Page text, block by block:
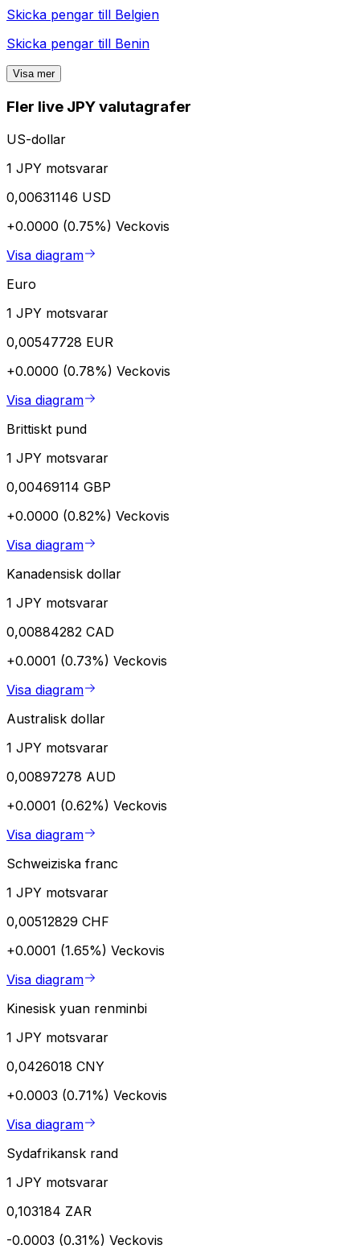
Skicka pengar till Belgien
Skicka pengar till Benin
Visa mer
Fler live JPY valutagrafer
US-dollar
1 JPY motsvarar
0,00631146 USD
+0.0000 (0.75%) Veckovis
Visa diagram
Euro
1 JPY motsvarar
0,00547728 EUR
+0.0000 (0.78%) Veckovis
Visa diagram
Brittiskt pund
1 JPY motsvarar
0,00469114 GBP
+0.0000 (0.82%) Veckovis
Visa diagram
Kanadensisk dollar
1 JPY motsvarar
0,00884282 CAD
+0.0001 (0.73%) Veckovis
Visa diagram
Australisk dollar
1 JPY motsvarar
0,00897278 AUD
+0.0001 (0.62%) Veckovis
Visa diagram
Schweiziska franc
1 JPY motsvarar
0,00512829 CHF
+0.0001 (1.65%) Veckovis
Visa diagram
Kinesisk yuan renminbi
1 JPY motsvarar
0,0426018 CNY
+0.0003 (0.71%) Veckovis
Visa diagram
Sydafrikansk rand
1 JPY motsvarar
0,103184 ZAR
-0.0003 (0.31%) Veckovis